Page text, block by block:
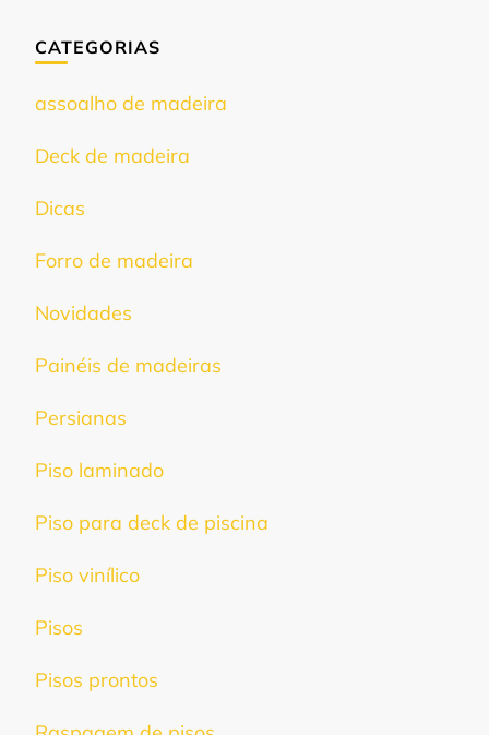
CATEGORIAS
assoalho de madeira
Deck de madeira
Dicas
Forro de madeira
Novidades
Painéis de madeiras
Persianas
Piso laminado
Piso para deck de piscina
Piso vinílico
Pisos
Pisos prontos